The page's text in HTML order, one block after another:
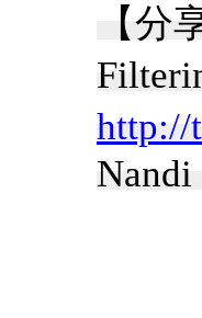
【分
http://
Nandi ​